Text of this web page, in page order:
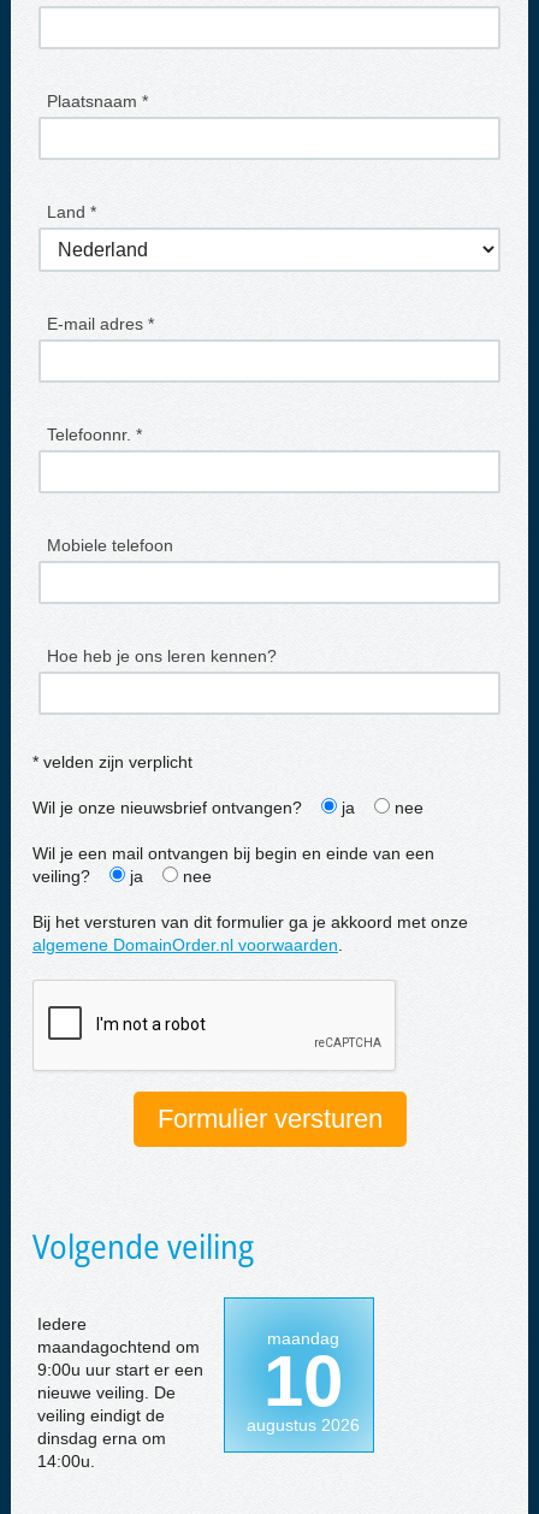
Plaatsnaam *
Land *
E-mail adres *
Telefoonnr. *
Mobiele telefoon
Hoe heb je ons leren kennen?
* velden zijn verplicht
Wil je onze nieuwsbrief ontvangen? ja nee
Wil je een mail ontvangen bij begin en einde van een
veiling?
ja nee
Bij het versturen van dit formulier ga je akkoord met onze
algemene DomainOrder.nl voorwaarden
Volgende veiling
Iedere
maandagochtend om
9:00u uur start er een
nieuwe veiling. De
veiling eindigt de
dinsdag erna om
14:00u.
maandag
10
augustus 2026